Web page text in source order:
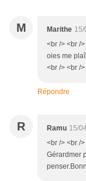
M Marithe
<br /> <br /
oies me
<br /> <br /
Répondre
R Ramu 15/
<br /> <br /
Gérardmer